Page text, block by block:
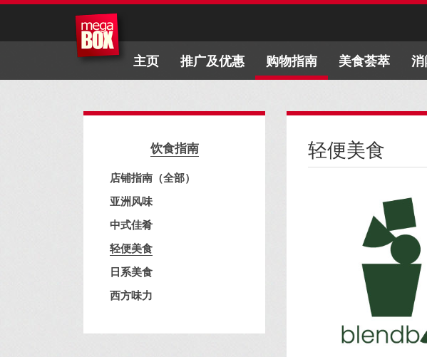
主页 推广及优惠 购物指南 美食荟萃
饮食指南
店铺指南（全部）
亚洲风味
中式佳肴
轻便美食
日系美食
西方味力
轻便美食